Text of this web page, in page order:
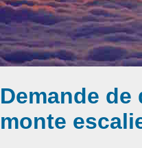
Demande
monte